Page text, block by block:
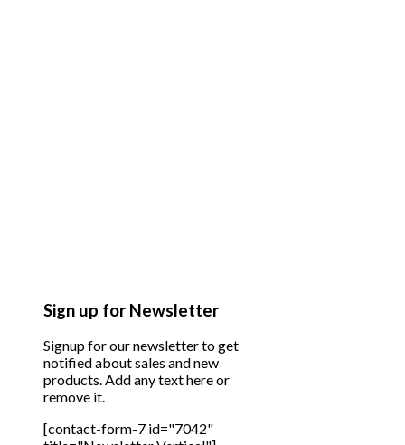
Sign up for Newsletter
Signup for our newsletter to get
notified about sales and new
products. Add any text here or
remove it.
[contact-form-7 id="7042"